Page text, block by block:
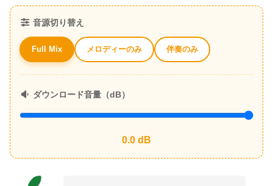
音源切り替え
Full Mix メロディーのみ 伴奏のみ
ダウンロード音量（dB）
0.0 dB